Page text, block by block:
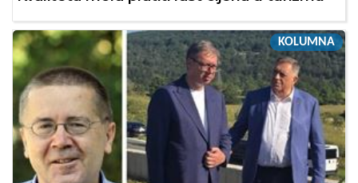
KOLUMNA